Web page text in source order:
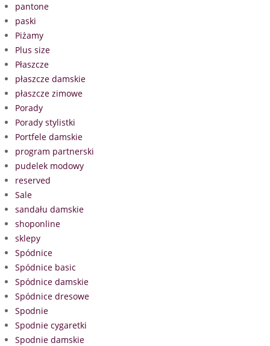
pantone
paski
Piżamy
Plus size
Płaszcze
płaszcze damskie
płaszcze zimowe
Porady
Porady stylistki
Portfele damskie
program partnerski
pudelek modowy
reserved
Sale
sandału damskie
shoponline
sklepy
Spódnice
Spódnice basic
Spódnice damskie
Spódnice dresowe
Spodnie
Spodnie cygaretki
Spodnie damskie